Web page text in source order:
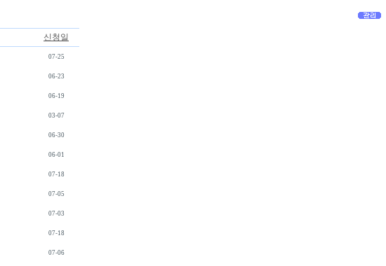
신청일
07-25
06-23
06-19
03-07
06-30
06-01
07-18
07-05
07-03
07-18
07-06